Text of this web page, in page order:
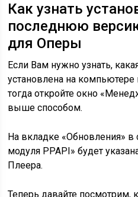
Как узнать
последнюю
для Оперы
Если Вам нужно узнать,
установлена на компьютере
тогда откройте окно
выше способом.
На вкладке «Обновления» в
модуля PPAPI» будет
Плеера.
Теперь давайте посмотрим,